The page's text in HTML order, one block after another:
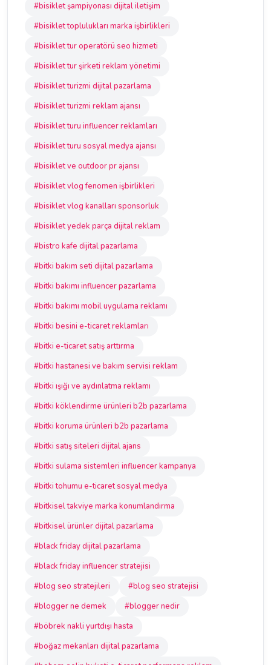
#bisiklet şampiyonası dijital iletişim
#bisiklet toplulukları marka işbirlikleri
#bisiklet tur operatörü seo hizmeti
#bisiklet tur şirketi reklam yönetimi
#bisiklet turizmi dijital pazarlama
#bisiklet turizmi reklam ajansı
#bisiklet turu influencer reklamları
#bisiklet turu sosyal medya ajansı
#bisiklet ve outdoor pr ajansı
#bisiklet vlog fenomen işbirlikleri
#bisiklet vlog kanalları sponsorluk
#bisiklet yedek parça dijital reklam
#bistro kafe dijital pazarlama
#bitki bakım seti dijital pazarlama
#bitki bakımı influencer pazarlama
#bitki bakımı mobil uygulama reklamı
#bitki besini e-ticaret reklamları
#bitki e-ticaret satış arttırma
#bitki hastanesi ve bakım servisi reklam
#bitki ışığı ve aydınlatma reklamı
#bitki köklendirme ürünleri b2b pazarlama
#bitki koruma ürünleri b2b pazarlama
#bitki satış siteleri dijital ajans
#bitki sulama sistemleri influencer kampanya
#bitki tohumu e-ticaret sosyal medya
#bitkisel takviye marka konumlandırma
#bitkisel ürünler dijital pazarlama
#black friday dijital pazarlama
#black friday influencer stratejisi
#blog seo stratejileri
#blog seo stratejisi
#blogger ne demek
#blogger nedir
#böbrek nakli yurtdışı hasta
#boğaz mekanları dijital pazarlama